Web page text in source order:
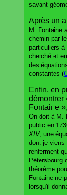
savant
Après un
M. Fontaine
chemin par
particuliers à
cherché et
des
constantes (
Enfin, en
démontrer
Fontaine
On doit à M.
public en
XIV, une
dont je viens
renferment
Pétersbourg
théorème
Fontaine ne
lorsqu'il